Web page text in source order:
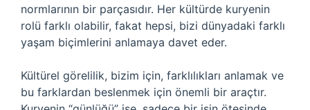
normlarının bir parçasıdır. Her kültürde kuryenin
rolü farklı olabilir, fakat hepsi, bizi dünyadaki farklı
yaşam biçimlerini anlamaya davet eder.
Kültürel görelilik, bizim için, farklılıkları anlamak ve
bu farklardan beslenmek için önemli bir araçtır.